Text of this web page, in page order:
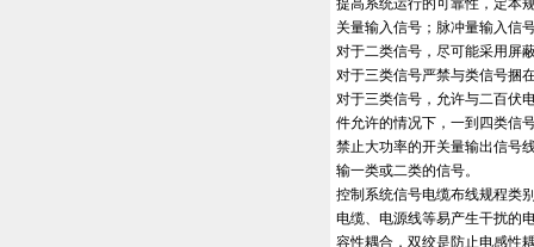
提高系统运行的可靠性，定本
关量输入信号；脉冲量输入信
对于二类信号，尽可能采用屏
对于三类信号严禁与类信号捆
对于三类信号，允许与二百伏
件允许的情况下，一到四类信
禁止大功率的开关量输出信号
输一类或二类的信号。
控制系统信号电缆布线规程类
电缆、电源线等易产生干扰的
容性耦合，双绞是防止电感性